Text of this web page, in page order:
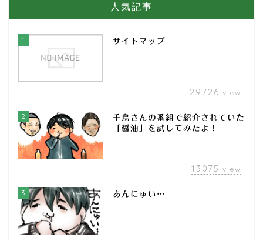
人気記事
1 サイトマップ
29726 view
2
千鳥さんの番組で紹介されていた
「醤油」を試してみたよ！
13075 view
3 あんにゅい…